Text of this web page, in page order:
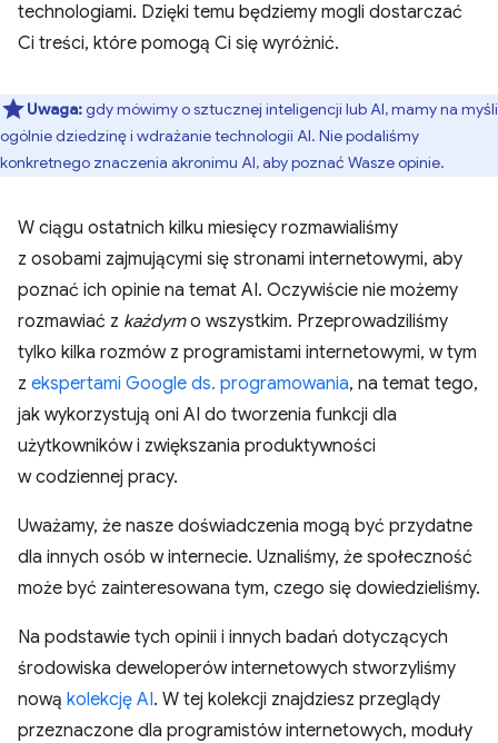
technologiami. Dzięki temu będziemy mogli dostarczać
Ci treści, które pomogą Ci się wyróżnić.
Uwaga:gdy mówimy o sztucznej inteligencji lub AI, mamy na myśli
ogólnie dziedzinę i wdrażanie technologii AI. Nie podaliśmy
konkretnego znaczenia akronimu AI, aby poznać Wasze opinie.
W ciągu ostatnich kilku miesięcy rozmawialiśmy
z osobami zajmującymi się stronami internetowymi, aby
poznać ich opinie na temat AI. Oczywiście nie możemy
rozmawiać z każdymo wszystkim. Przeprowadziliśmy
tylko kilka rozmów z programistami internetowymi, w tym
z ekspertami Google ds. programowania, na temat tego,
jak wykorzystują oni AI do tworzenia funkcji dla
użytkowników i zwiększania produktywności
w codziennej pracy.
Uważamy, że nasze doświadczenia mogą być przydatne
dla innych osób w internecie. Uznaliśmy, że społeczność
może być zainteresowana tym, czego się dowiedzieliśmy.
Na podstawie tych opinii i innych badań dotyczących
środowiska deweloperów internetowych stworzyliśmy
nową kolekcję AI. W tej kolekcji znajdziesz przeglądy
przeznaczone dla programistów internetowych, moduły